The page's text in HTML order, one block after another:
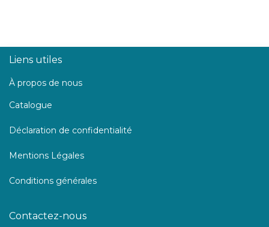
Liens utiles
À propos de nous
Catalogue
Déclaration de confidentialité
Mentions Légales
Conditions générales
Contactez-nous